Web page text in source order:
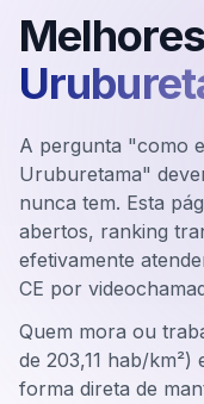
A pergunta "como
Uruburetama"
nunca tem. Esta
abertos, ranking
efetivamente
CE por
Quem mora ou
de 203,11 hab/
forma direta de